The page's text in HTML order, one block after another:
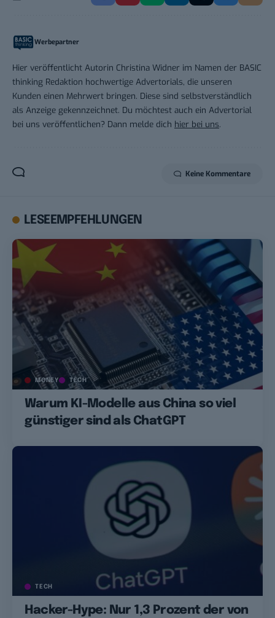
Werbepartner
Hier veröffentlicht Autorin Christina Widner im Namen der BASIC
thinking Redaktion hochwertige Advertorials, die unseren
Kunden einen Mehrwert bringen. Diese sind selbstverständlich
als Anzeige gekennzeichnet. Du möchtest auch ein Advertorial
bei uns veröffentlichen? Dann melde dich hier bei uns.
Keine Kommentare
LESEEMPFEHLUNGEN
MONEY TECH
Warum KI-Modelle aus China so viel
günstiger sind als ChatGPT
TECH
Hacker-Hype: Nur 1,3 Prozent der von